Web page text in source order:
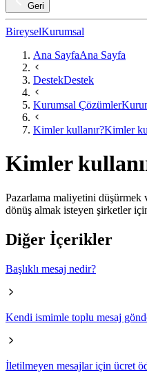
Geri
BireyselKurumsal
Ana SayfaAna Sayfa
DestekDestek
Kurumsal Çözümler
Kimler kullanır?Kimler
Kimler
​​Pazarlama maliyetini düşürmek
dönüş almak isteyen şirketler
Diğer İçerikler
Başlıklı mesaj nedir?
Kendi ismimle toplu mesaj
İletilmeyen mesajlar için ücret